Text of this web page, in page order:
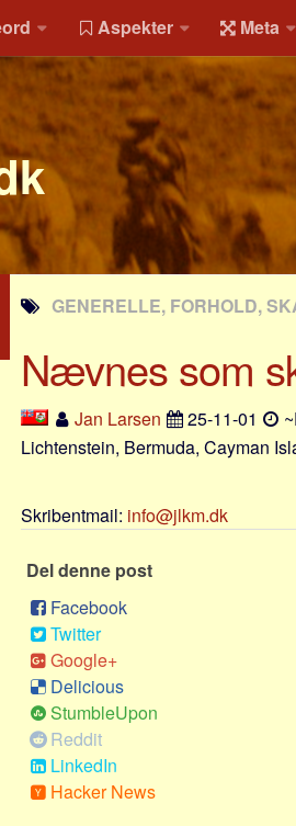
Aspekter Meta
GENERELLE, FORHOLD,
Nævnes som
Jan Larsen 25-11-01
Lichtenstein, Bermuda, Cayman
Skribentmail: info@jlkm.dk
Del denne post
Facebook
Twitter
Google+
Delicious
StumbleUpon
Reddit
LinkedIn
Hacker News